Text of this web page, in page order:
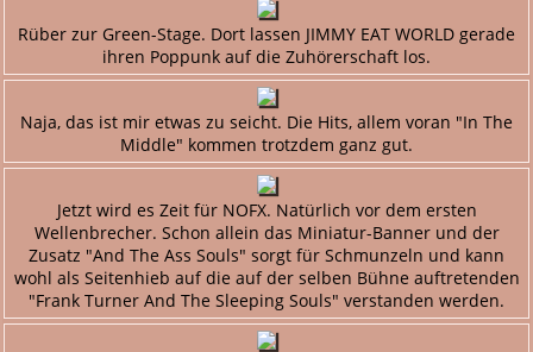
Rüber zur Green-Stage. Dort lassen JIMMY EAT WORLD gerade
ihren Poppunk auf die Zuhörerschaft los.
Naja, das ist mir etwas zu seicht. Die Hits, allem voran "In The
Middle" kommen trotzdem ganz gut.
Jetzt wird es Zeit für NOFX. Natürlich vor dem ersten
Wellenbrecher. Schon allein das Miniatur-Banner und der
Zusatz "And The Ass Souls" sorgt für Schmunzeln und kann
wohl als Seitenhieb auf die auf der selben Bühne auftretenden
"Frank Turner And The Sleeping Souls" verstanden werden.